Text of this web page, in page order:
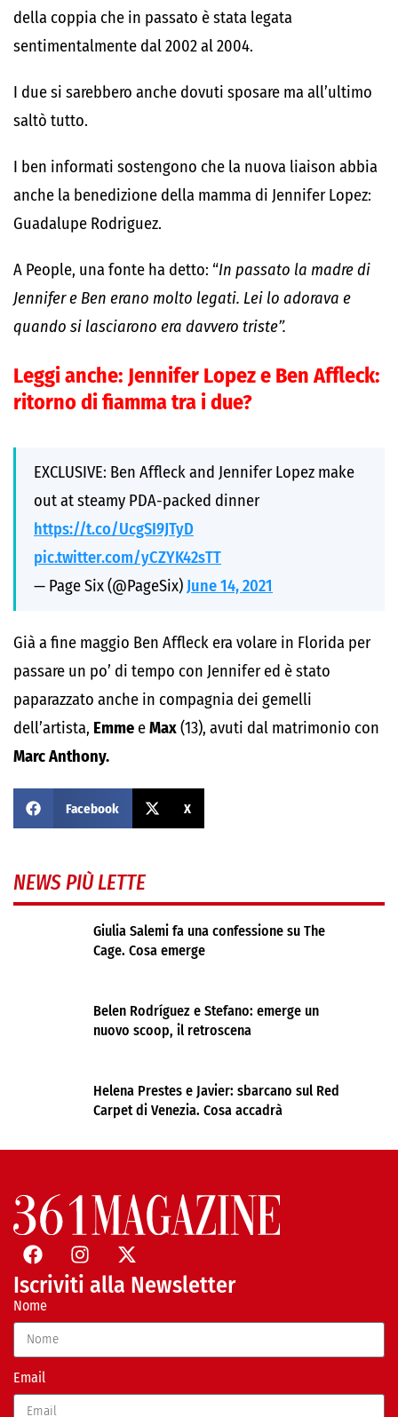
della coppia che in passato è stata legata
sentimentalmente dal 2002 al 2004.
I due si sarebbero anche dovuti sposare ma all’ultimo
saltò tutto.
I ben informati sostengono che la nuova liaison abbia
anche la benedizione della mamma di Jennifer Lopez:
Guadalupe Rodriguez.
A People, una fonte ha detto: “In passato la madre di
Jennifer e Ben erano molto legati. Lei lo adorava e
quando si lasciarono era davvero triste”.
Leggi anche: Jennifer Lopez e Ben Affleck:
ritorno di fiamma tra i due?
EXCLUSIVE: Ben Affleck and Jennifer Lopez make
out at steamy PDA-packed dinner
https://t.co/UcgSI9JTyD
pic.twitter.com/yCZYK42sTT
— Page Six (@PageSix) June 14, 2021
Già a fine maggio Ben Affleck era volare in Florida per
passare un po’ di tempo con Jennifer ed è stato
paparazzato anche in compagnia dei gemelli
dell’artista, Emme eMax(13), avuti dal matrimonio con
Marc Anthony.
Facebook X
NEWS PIÙ LETTE
Giulia Salemi fa una confessione su The
Cage. Cosa emerge
Belen Rodríguez e Stefano: emerge un
nuovo scoop, il retroscena
Helena Prestes e Javier: sbarcano sul Red
Carpet di Venezia. Cosa accadrà
Iscriviti alla Newsletter
Nome
Email